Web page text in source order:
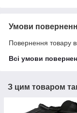
Умови
Повернення товару
Всі умови
З цим товаром